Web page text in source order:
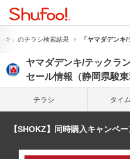
キ」のチラシ検索結果 「ヤマダデン
ヤマダデンキ/テックラ
セール情報（静岡県駿東
チラシ タイム
【SHOKZ】同時購入キャンペ